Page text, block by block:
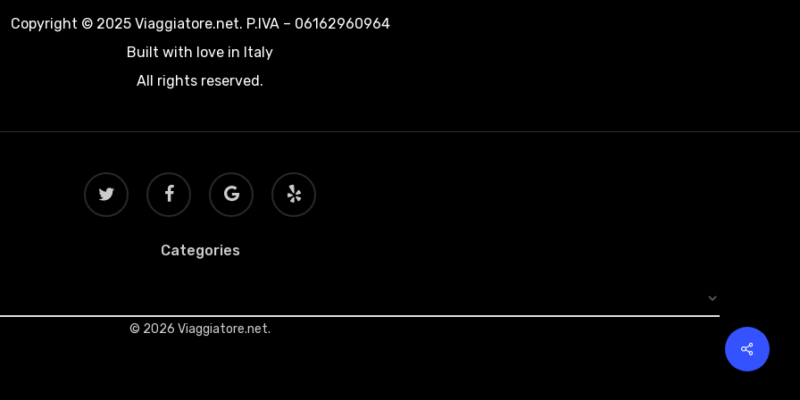
Copyright © 2025 Viaggiatore.net. P.IVA – 06162960964
Built with love in Italy
All rights reserved.
twitter facebook
google-
plus
yelp
Categories
© 2026 Viaggiatore.net.